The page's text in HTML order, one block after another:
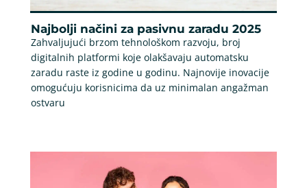
Najbolji načini za pasivnu zaradu 2025
Zahvaljujući brzom tehnološkom razvoju, broj
digitalnih platformi koje olakšavaju automatsku
zaradu raste iz godine u godinu. Najnovije inovacije
omogućuju korisnicima da uz minimalan angažman
ostvaru